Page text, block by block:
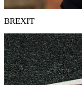
BREXIT